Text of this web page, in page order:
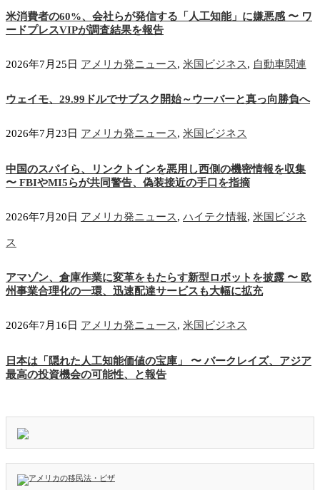
米消費者の60%、会社らが発信する「人工知能」に嫌悪感 〜 ワ
ードプレスVIPが調査結果を報告
2026年7月25日 アメリカ発ニュース, 米国ビジネス, 自動車関連
ウェイモ、29.99ドルでサブスク開始～ウーバーと真っ向勝負へ
2026年7月23日 アメリカ発ニュース, 米国ビジネス
中国のスパイら、リンクトインを悪用し西側の機密情報を収集
〜 FBIやMI5らが共同警告、偽装接近の手口を指摘
2026年7月20日 アメリカ発ニュース, ハイテク情報, 米国ビジネ
ス
アマゾン、倉庫作業に変革をもたらす新型ロボットを披露 〜 欧
州事業合理化の一環、迅速配達サービスも大幅に拡充
2026年7月16日 アメリカ発ニュース, 米国ビジネス
日本は「隠れた人工知能価値の宝庫」 〜 バークレイズ、アジア
最高の投資機会の可能性、と報告